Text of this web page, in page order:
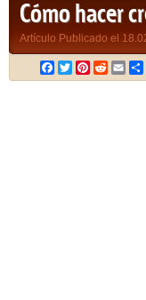
Cómo hacer
Artículo Publicado el
Facebook
TwitterPinterest
RedditEmail